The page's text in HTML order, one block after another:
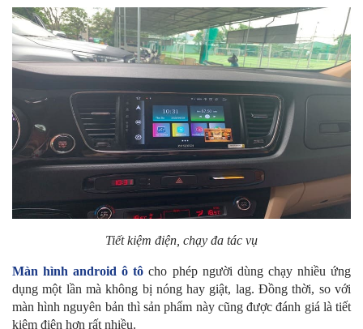
Tiết kiệm điện, chạy đa tác vụ
Màn hình android ô tô cho phép người dùng chạy nhiều ứng
dụng một lần mà không bị nóng hay giật, lag. Đồng thời, so với
màn hình nguyên bản thì sản phẩm này cũng được đánh giá là tiết
kiệm điện hơn rất nhiều.